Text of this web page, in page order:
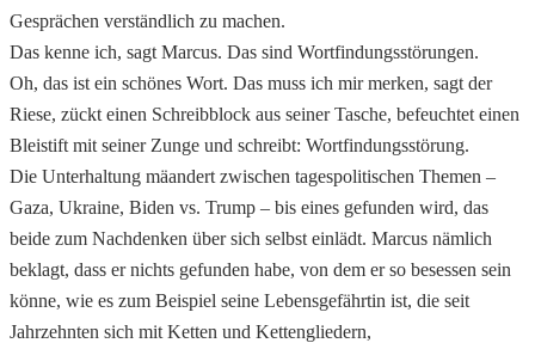
Gesprächen verständlich zu machen.
Das kenne ich, sagt Marcus. Das sind Wortfindungsstörungen.
Oh, das ist ein schönes Wort. Das muss ich mir merken, sagt der
Riese, zückt einen Schreibblock aus seiner Tasche, befeuchtet einen
Bleistift mit seiner Zunge und schreibt: Wortfindungsstörung.
Die Unterhaltung mäandert zwischen tagespolitischen Themen –
Gaza, Ukraine, Biden vs. Trump – bis eines gefunden wird, das
beide zum Nachdenken über sich selbst einlädt. Marcus nämlich
beklagt, dass er nichts gefunden habe, von dem er so besessen sein
könne, wie es zum Beispiel seine Lebensgefährtin ist, die seit
Jahrzehnten sich mit Ketten und Kettengliedern,